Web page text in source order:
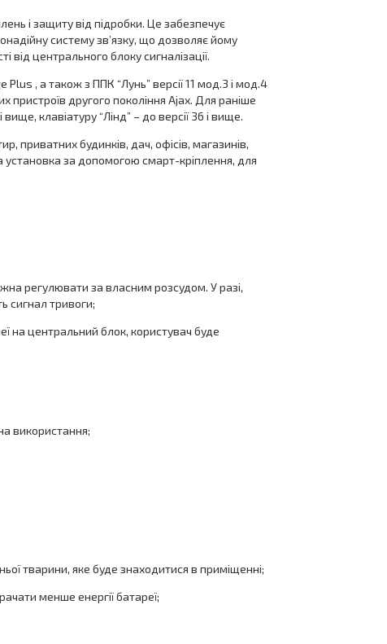
і защиту від підробки. Це забезпечує
систему зв’язку, що дозволяє йому
від центрального блоку сигналізації.
, а також з ППК “Лунь” версії 11 мод.3 і мод.4
другого покоління Ajax. Для раніше
клавіатуру “Лінд” – до версії 36 і вище.
приватних будинків, дач, офісів, магазинів,
установка за допомогою смарт-кріплення, для
регулювати за власним розсудом. У разі,
сигнал тривоги;
на центральний блок, користувач буде
використання;
тварини, яке буде знаходитися в приміщенні;
менше енергії батареї;